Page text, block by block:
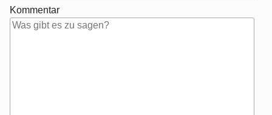
Kommentar